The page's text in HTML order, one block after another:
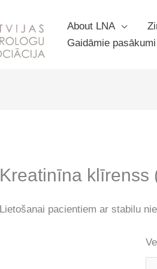
About LNA
Gaidāmie pasākumi
Kreatinīna klīrenss
Lietošanai pacientiem ar stabilu